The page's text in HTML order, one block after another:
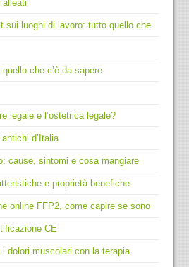
alleati
sui luoghi di lavoro: tutto quello che
che c’è da sapere
legale e l’ostetrica legale?
d’Italia
cause, sintomi e cosa mangiare
e proprietà benefiche
online FFP2, come capire se sono
CE
dolori muscolari con la terapia